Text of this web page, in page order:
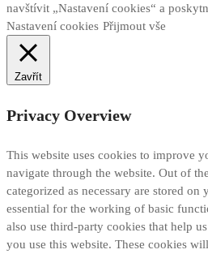
navštívit „Nastavení cookies“ a
Nastavení cookies Přijmout vše
Zavřít
Privacy Overview
This website uses cookies to improve
navigate through the website. Out of
categorized as necessary are stored on
essential for the working of basic
also use third-party cookies that help
you use this website. These cookies